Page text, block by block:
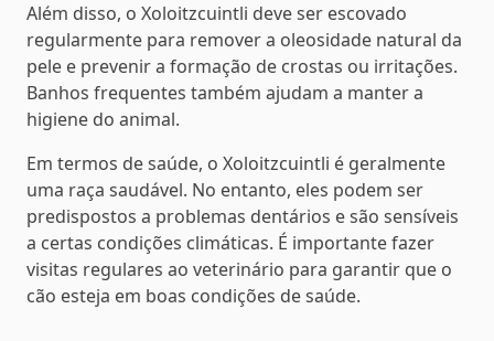
Além disso, o Xoloitzcuintli deve ser escovado
regularmente para remover a oleosidade natural da
pele e prevenir a formação de crostas ou irritações.
Banhos frequentes também ajudam a manter a
higiene do animal.
Em termos de saúde, o Xoloitzcuintli é geralmente
uma raça saudável. No entanto, eles podem ser
predispostos a problemas dentários e são sensíveis
a certas condições climáticas. É importante fazer
visitas regulares ao veterinário para garantir que o
cão esteja em boas condições de saúde.